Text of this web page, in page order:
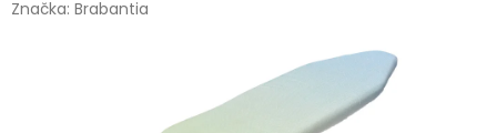
Značka: Brabantia